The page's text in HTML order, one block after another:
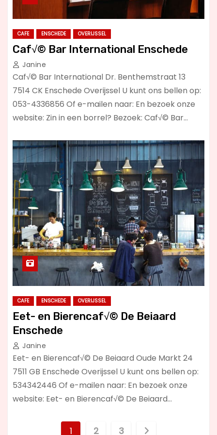
CAFE ENSCHEDE OVERIJSSEL
Caf√© Bar International Enschede
Janine
Caf√© Bar International Dr. Benthemstraat 13
7514 CK Enschede Overijssel U kunt ons bellen op:
053-4336856 Of e-mailen naar: En bezoek onze
website: Zin in een borrel? Bezoek: Caf√© Bar…
CAFE ENSCHEDE OVERIJSSEL
Eet- en Bierencaf√© De Beiaard
Enschede
Janine
Eet- en Bierencaf√© De Beiaard Oude Markt 24
7511 GB Enschede Overijssel U kunt ons bellen op:
534342446 Of e-mailen naar: En bezoek onze
website: Eet- en Bierencaf√© De Beiaard…
1 2 3